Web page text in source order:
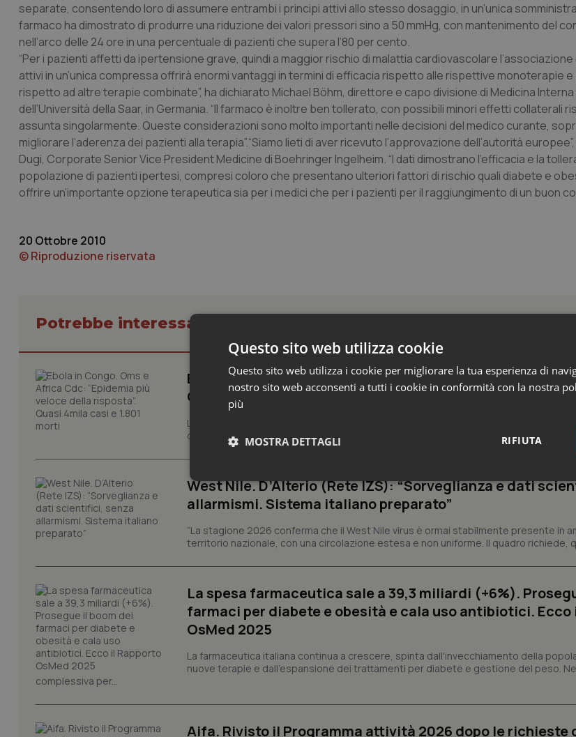
separate, consentendo loro di assumere entrambi i principi attivi allo stesso dosaggio, in un’unica
farmaco ha dimostrato di produrre una riduzione dei valori pressori sino a 50 mmHg, con mantenimento del
nell’arco delle 24 ore in una percentuale di pazienti che supera l’80 per cento.
“Per i pazienti affetti da ipertensione grave, quindi a maggior rischio di malattia cardiovascolare
attivi in un’unica compressa offrirà enormi vantaggi in termini di efficacia rispetto alle rispettive monoterapie
rispetto ad altre terapie combinate”, ha dichiarato Michael Böhm, direttore e capo divisione di Medicina
dell’Università della Saar, in Germania. “Il farmaco è inoltre ben tollerato, con possibili minori effetti collaterali
assunta singolarmente. Queste considerazioni sono molto importanti nelle decisioni del medico curante,
migliorare l’aderenza dei pazienti alla terapia”.“Siamo lieti di aver ricevuto l’approvazione dell’autorità
Dugi, Corporate Senior Vice President Medicine di Boehringer Ingelheim. “I dati dimostrano l’efficacia e la
popolazione di pazienti ipertesi, compresi coloro che presentano ulteriori fattori di rischio quali diabete e
offrire un’importante opzione terapeutica sia per i medici che per i pazienti per il raggiungimento di un buon
20 Ottobre 2010
© Riproduzione riservata
Potrebbe interessarti in Scienza e Farmaci
Ebola in Congo. Oms e Africa Cdc: “Epidemia più veloce
Quasi 4mila casi e 1.801 morti
L’epidemia di Ebola nella Repubblica Democratica del Congo continua a correre e,
del Paese, sta avanzando più rapidamente della capacità di risposta. Al 4 agosto
West Nile. D’Alterio (Rete IZS): “Sorveglianza e dati
allarmismi. Sistema italiano preparato”
“La stagione 2026 conferma che il West Nile virus è ormai stabilmente presente in
territorio nazionale, con una circolazione estesa e non uniforme. Il quadro richiede,
La spesa farmaceutica sale a 39,3 miliardi (+6%).
farmaci per diabete e obesità e cala uso antibiotici. Ecco
OsMed 2025
La farmaceutica italiana continua a crescere, spinta dall'invecchiamento della
nuove terapie e dall'espansione dei trattamenti per diabete e gestione del peso.
complessiva per...
Aifa. Rivisto il Programma attività 2026 dopo le richieste
Questo sito web utilizza cookie
Questo sito web utilizza i cookie per migliorare la tua esperienza di
nostro sito web acconsenti a tutti i cookie in conformità con la nostra
più
RIFIUTA
MOSTRA DETTAGLI
Necessari Statistici
I cookie necessari contribuiscono a rendere fruibile il sito web abilitandone funzionalità di
e l'accesso alle aree protette del sito. Il sito web non è in grado di funzionare correttamente
VISITOR_PRIVACY_METADATA
YouTube
.youtube.com
5 mesi 4
settimane
Questo cookie
scelte di consenso
preferenze siano
CookieScriptConsent
CookieScript
5 mesi 3
Questo cookie